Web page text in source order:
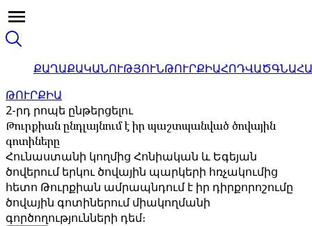
ՔԱՂԱՔԱԿԱՆՈՒԹՅՈՒՆԹՈՒՐՔԻԱՀՈԴՎԱԾ
ԹՈՒՐՔԻԱ
2-րդ րոպե ընթերցելու
Թուրքիան ընդլայնում է իր պաշտպանված ծովային
գոտիները
Հունաստանի կողմից Հոնիական և Եգեյան
ծովերում երկու ծովային պարկերի հռչակումից
հետո Թուրքիան ամրապնդում է իր դիրքորոշումը
ծովային գոտիներում միակողմանի
գործողությունների դեմ։